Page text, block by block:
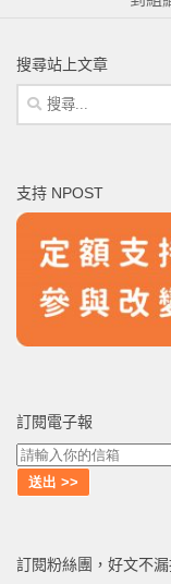
搜尋站上文章
搜
尋
字:
支持 NPOST
訂閱電子報
訂閱粉絲團，好文不漏